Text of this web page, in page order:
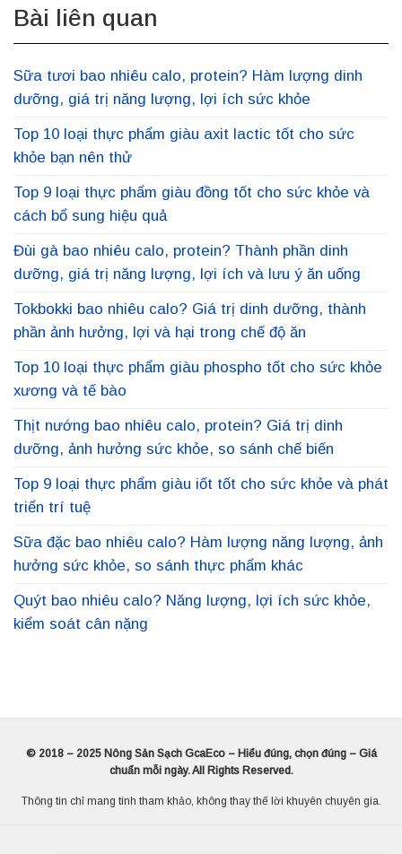
Bài liên quan
Sữa tươi bao nhiêu calo, protein? Hàm lượng dinh
dưỡng, giá trị năng lượng, lợi ích sức khỏe
Top 10 loại thực phẩm giàu axit lactic tốt cho sức
khỏe bạn nên thử
Top 9 loại thực phẩm giàu đồng tốt cho sức khỏe và
cách bổ sung hiệu quả
Đùi gà bao nhiêu calo, protein? Thành phần dinh
dưỡng, giá trị năng lượng, lợi ích và lưu ý ăn uống
Tokbokki bao nhiêu calo? Giá trị dinh dưỡng, thành
phần ảnh hưởng, lợi và hại trong chế độ ăn
Top 10 loại thực phẩm giàu phospho tốt cho sức khỏe
xương và tế bào
Thịt nướng bao nhiêu calo, protein? Giá trị dinh
dưỡng, ảnh hưởng sức khỏe, so sánh chế biến
Top 9 loại thực phẩm giàu iốt tốt cho sức khỏe và phát
triển trí tuệ
Sữa đặc bao nhiêu calo? Hàm lượng năng lượng, ảnh
hưởng sức khỏe, so sánh thực phẩm khác
Quýt bao nhiêu calo? Năng lượng, lợi ích sức khỏe,
kiểm soát cân nặng
© 2018 – 2025 Nông Sản Sạch GcaEco – Hiểu đúng, chọn đúng – Giá
chuẩn mỗi ngày. All Rights Reserved.
Thông tin chỉ mang tính tham khảo, không thay thế lời khuyên chuyên gia.